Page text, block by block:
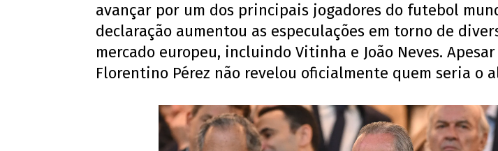
avançar por um dos principais jogadores do futebol
declaração aumentou as especulações em torno de
mercado europeu, incluindo Vitinha e João Neves.
Florentino Pérez não revelou oficialmente quem seria o